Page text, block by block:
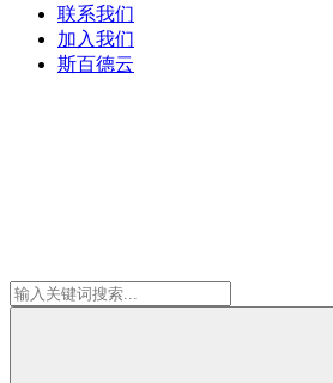
联系我们
加入我们
斯百德云